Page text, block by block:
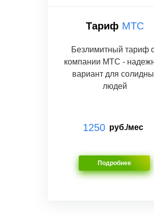
Тариф МТС
Безлимитный тариф
компании МТС -
вариант для
людей
1250 руб./мес
Подробнее